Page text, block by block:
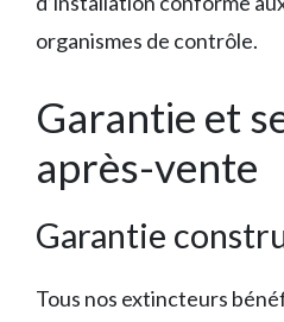
organismes de contrôle.
Garantie et
après-vente
Garantie
Tous nos extincteurs